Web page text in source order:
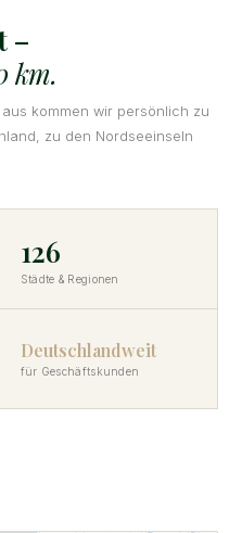
–
km.
kommen wir persönlich zu
zu den Nordseeinseln
126
Städte & Regionen
Deutschlandweit
für Geschäftskunden